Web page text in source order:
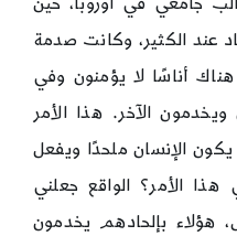
جامعي في أوروبا، حين
عند الكثير، وكانت صدمة
أناسًا لا يؤمنون وفي
الآخر. هذا الأمر
الإنسان ملحدًا ويفعل
الأمر؟ الواقع جعلني
هؤلاء بإلحادهم يخدمون